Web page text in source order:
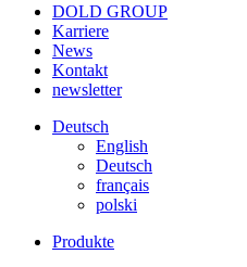
DOLD GROUP
Karriere
News
Kontakt
newsletter
Deutsch
English
Deutsch
français
polski
Produkte